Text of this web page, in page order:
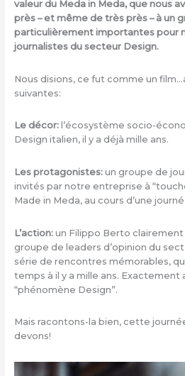
valeur du Meda in Meda, que nous
près – et même de très près – à un
particulièrement importantes pour
journalistes du secteur Design.
Nous disions, ce fut comme un
suivantes:
Le décor:l’écosystème socio-
Design italien, il y a déjà mille ans.
Les protagonistes:un groupe de
invités par notre entreprise à
Made in Meda, au cours d’une
L’action:un Filippo Berto clairement
groupe de leaders d’opinion du
série de rencontres mémorables,
temps à il y a mille ans. Exactement
“phénomène Design”.
Mais racontons-la bien, cette
devons!